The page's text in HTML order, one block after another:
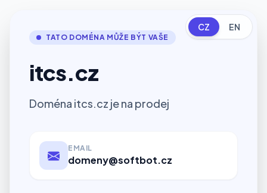
CZ EN
TATO DOMÉNA MŮŽE BÝT VAŠE
itcs.cz
Doména itcs.cz je na prodej
EMAIL
domeny@softbot.cz